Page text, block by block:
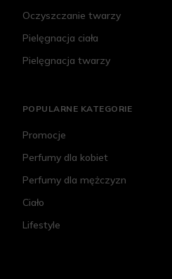
Oczyszczanie twarzy
Pielęgnacja ciała
Pielęgnacja twarzy
POPULARNE KATEGORIE
Promocje
Perfumy dla kobiet
Perfumy dla mężczyzn
Ciało
Lifestyle